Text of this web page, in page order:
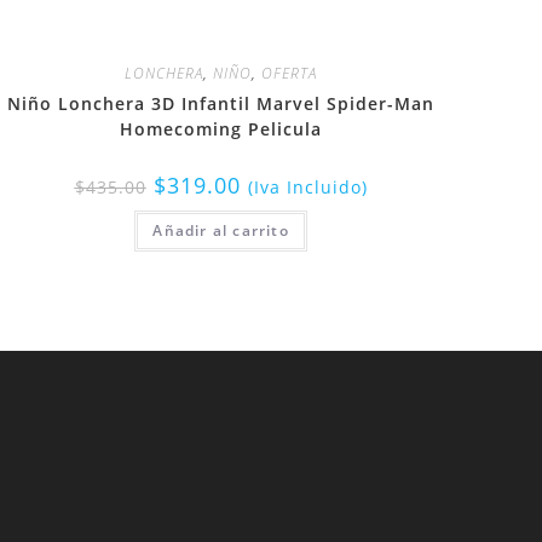
LONCHERA,NIÑO, OFERTA
Niño Lonchera 3D Infantil Marvel Spider-Man
Homecoming Pelicula
$435.00 $319.00 (Iva Incluido)
Añadir al carrito